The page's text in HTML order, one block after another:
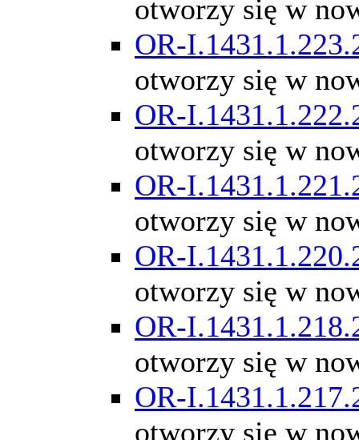
otworzy się w
OR-
otworzy się w
OR-
otworzy się w
OR-
otworzy się w
OR-
otworzy się w
OR-
otworzy się w
OR-
otworzy się w